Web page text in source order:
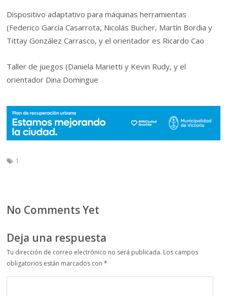
Dispositivo adaptativo para máquinas herramientas
(Federico García Casarrota, Nicolás Bucher, Martín Bordia y
Tittay González Carrasco, y el orientador es Ricardo Cao
Taller de juegos (Daniela Marietti y Kevin Rudy, y el
orientador Dina Domingue
1
No Comments Yet
Deja una respuesta
Tu dirección de correo electrónico no será publicada. Los campos
obligatorios están marcados con*